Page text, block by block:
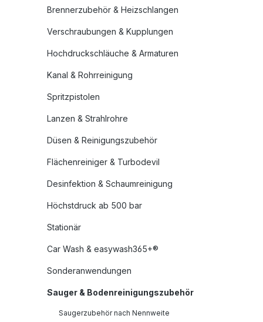
Brennerzubehör & Heizschlangen
Verschraubungen & Kupplungen
Hochdruckschläuche & Armaturen
Kanal & Rohrreinigung
Spritzpistolen
Lanzen & Strahlrohre
Düsen & Reinigungszubehör
Flächenreiniger & Turbodevil
Desinfektion & Schaumreinigung
Höchstdruck ab 500 bar
Stationär
Car Wash & easywash365+®
Sonderanwendungen
Sauger & Bodenreinigungszubehör
Saugerzubehör nach Nennweite